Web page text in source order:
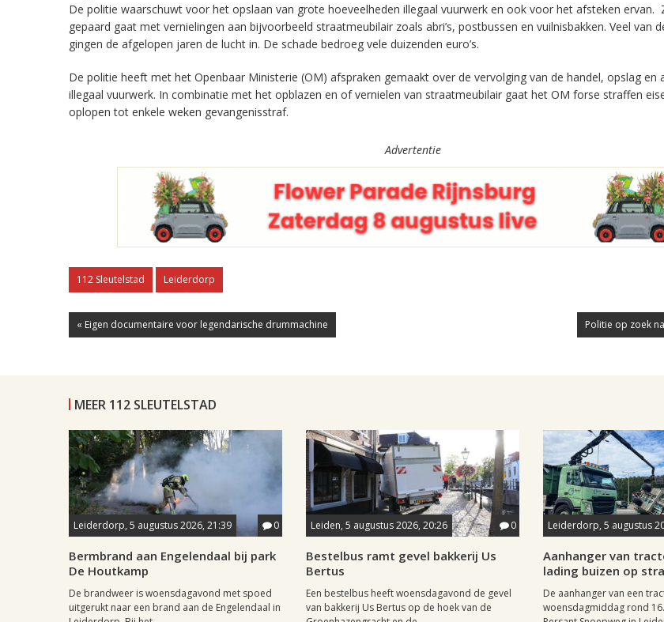
De politie waarschuwt voor het opslaan van grote hoeveelheden illegaal vuurwerk en ook voor het afsteken ervan.
gepaard gaat met vernielingen aan bijvoorbeeld straatmeubilair zoals abri’s, postbussen en vuilnisbakken. Veel van
gingen de afgelopen jaren de lucht in. De schade bedroeg vele duizenden euro’s.
De politie heeft met het Openbaar Ministerie (OM) afspraken gemaakt over de vervolging van de handel, opslag en
illegaal vuurwerk. In combinatie met het opblazen en of vernielen van straatmeubilair gaat het OM forse straffen
oplopen tot enkele weken gevangenisstraf.
Advertentie
112 Sleutelstad Leiderdorp
« Eigen documentaire voor legendarische drummachine Politie op zoek
MEER 112 SLEUTELSTAD
Leiderdorp, 5 augustus 2026, 21:39 0
Bermbrand aan Engelendaal bij park
De Houtkamp
De brandweer is woensdagavond met spoed
uitgerukt naar een brand aan de Engelendaal in
Leiden, 5 augustus 2026, 20:26 0
Bestelbus ramt gevel bakkerij Us
Bertus
Een bestelbus heeft woensdagavond de gevel
van bakkerij Us Bertus op de hoek van de
Leiderdorp, 5 augustus
Aanhanger van
lading buizen op
De aanhanger van een
woensdagmiddag rond